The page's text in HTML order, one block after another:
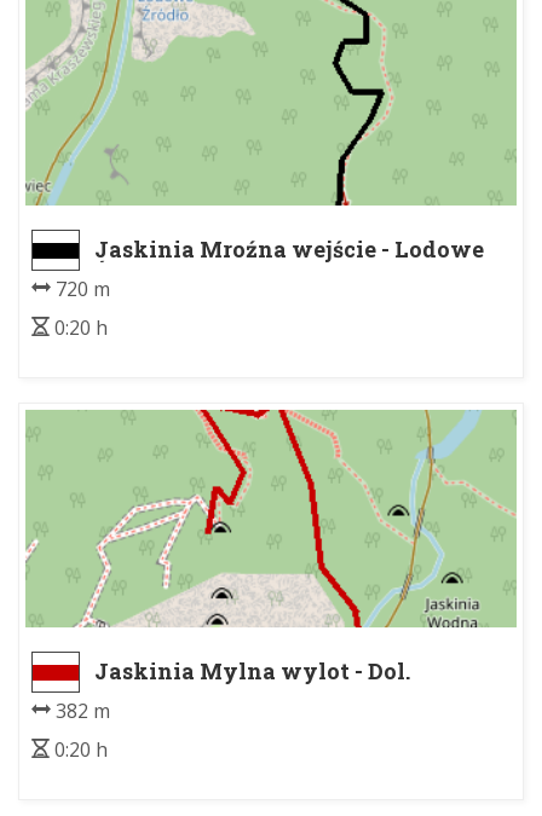
Jaskinia Mroźna wejście - Lodowe
Źródło
720 m
0:20 h
Jaskinia Mylna wylot - Dol.
Kościeliska, zejście z J. Mylnej
382 m
0:20 h